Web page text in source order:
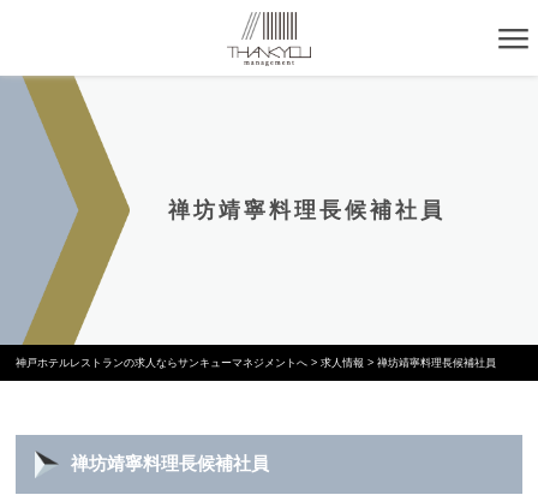
禅坊靖寧料理長候補社員
神戸ホテルレストランの求人ならサンキューマネジメントへ >求人情報 >禅坊靖寧料理長候補社員
禅坊靖寧料理長候補社員